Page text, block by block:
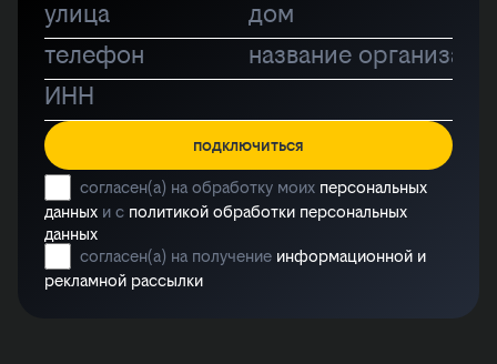
подключиться
согласен(а) на обработку моих персональных
данных и с политикой обработки персональных
данных
согласен(а) на получение информационной и
рекламной рассылки